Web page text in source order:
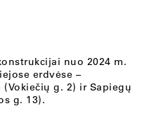
nuo 2024 m.
erdvėse –
g. 2) ir Sapiegų
g. 13).